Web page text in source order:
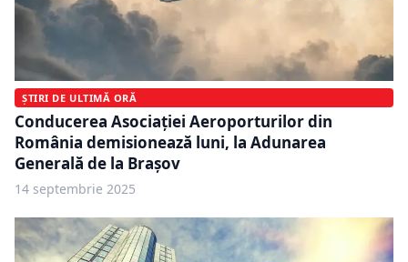
ȘTIRI DE ULTIMĂ ORĂ
Conducerea Asociației Aeroporturilor din
România demisionează luni, la Adunarea
Generală de la Brașov
14 septembrie 2025